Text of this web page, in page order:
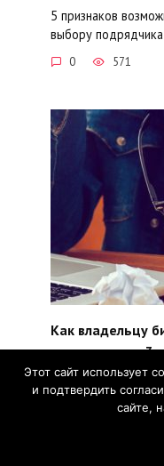
5 признаков
выбору подрядчика
0 571
Как владельцу
операционки: 3
Мечта многих
операционной
Этот сайт использует
и подтвердить
сайте,